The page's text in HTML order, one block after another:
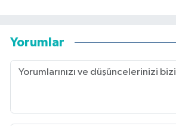
Yorumlar